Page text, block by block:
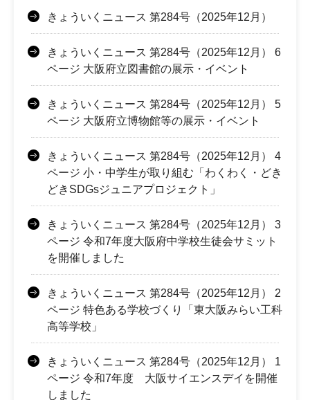
きょういくニュース 第284号（2025年12月）
きょういくニュース 第284号（2025年12月） 6
ページ 大阪府立図書館の展示・イベント
きょういくニュース 第284号（2025年12月） 5
ページ 大阪府立博物館等の展示・イベント
きょういくニュース 第284号（2025年12月） 4
ページ 小・中学生が取り組む「わくわく・どき
どきSDGsジュニアプロジェクト」
きょういくニュース 第284号（2025年12月） 3
ページ 令和7年度大阪府中学校生徒会サミット
を開催しました
きょういくニュース 第284号（2025年12月） 2
ページ 特色ある学校づくり「東大阪みらい工科
高等学校」
きょういくニュース 第284号（2025年12月） 1
ページ 令和7年度 大阪サイエンスデイを開催
しました